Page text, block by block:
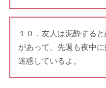
１０．友人は泥酔する
があって、先週も夜中
迷惑しているよ。